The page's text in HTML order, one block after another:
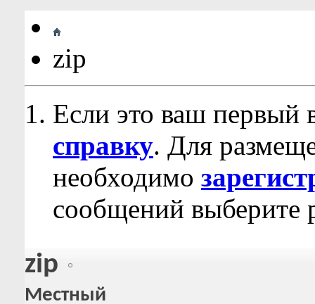
zip
Если это ваш первый
справку. Для
необходимо
сообщений выберите
zip
Местный